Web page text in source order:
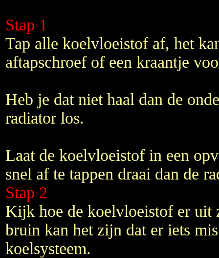
Stap 1
Tap alle koelvloeistof af, het
aftapschroef of een kraantje
Heb je dat niet haal dan de
radiator los.
Laat de koelvloeistof in een
snel af te tappen draai dan de
Stap 2
Kijk hoe de koelvloeistof er uit
bruin kan het zijn dat er iets
koelsysteem.